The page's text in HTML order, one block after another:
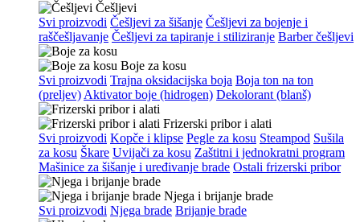
Češljevi
Svi proizvodi Češljevi za šišanje Češljevi za bojenje i
raščešljavanje Češljevi za tapiranje i stiliziranje Barber češljevi
Boje za kosu
Svi proizvodi Trajna oksidacijska boja Boja ton na ton
(preljev) Aktivator boje (hidrogen) Dekolorant (blanš)
Frizerski pribor i alati
Svi proizvodi Kopče i klipse Pegle za kosu Steampod Sušila
za kosu Škare Uvijači za kosu Zaštitni i jednokratni program
Mašinice za šišanje i uređivanje brade Ostali frizerski pribor
Njega i brijanje brade
Svi proizvodi Njega brade Brijanje brade